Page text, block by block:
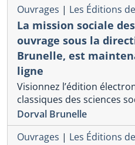
Ouvrages | Les Éditions de
La mission sociale
ouvrage sous la
Brunelle, est
ligne
Visionnez l’édition
classiques des sciences
Dorval Brunelle
Ouvrages | Les Éditions de